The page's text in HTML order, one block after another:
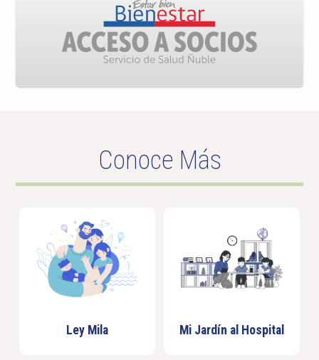
Conoce Más
Ley Mila Mi Jardín al Hospital